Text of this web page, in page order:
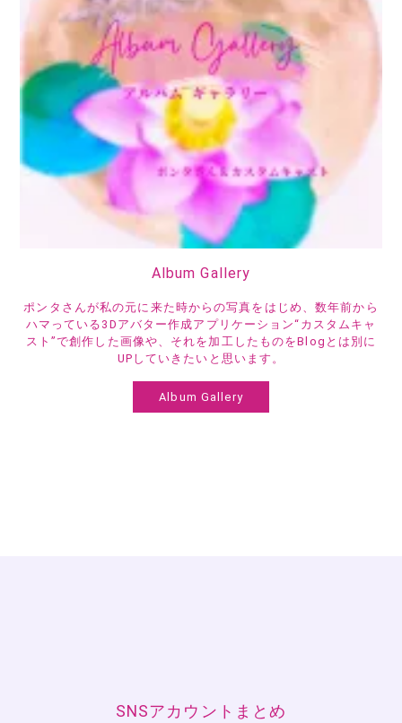
Album Gallery
ポンタさんが私の元に来た時からの写真をはじめ、数年前から
ハマっている3Dアバター作成アプリケーション“カスタムキャ
スト”で創作した画像や、それを加工したものをBlogとは別に
UPしていきたいと思います。
Album Gallery
SNSアカウントまとめ